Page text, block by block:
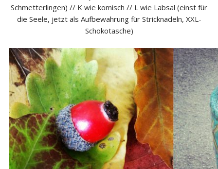
Schmetterlingen) // K wie komisch // L wie Labsal (einst für
die Seele, jetzt als Aufbewahrung für Stricknadeln, XXL-
Schokotasche)